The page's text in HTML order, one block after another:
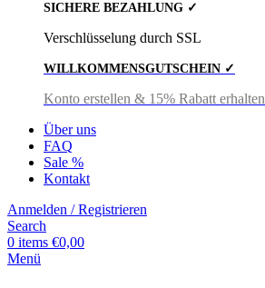
SICHERE BEZAHLUNG ✓
Verschlüsselung durch SSL
WILLKOMMENSGUTSCHEIN ✓
Konto erstellen & 15% Rabatt erhalten
Über uns
FAQ
Sale %
Kontakt
Anmelden / Registrieren
Search
0 items €0,00
Menü